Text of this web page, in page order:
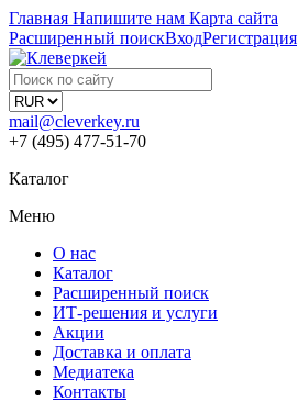
Главная Напишите нам Карта сайта
Расширенный поискВходРегистрация
mail@cleverkey.ru
+7 (495) 477-51-70
Каталог
Меню
О нас
Каталог
Расширенный поиск
ИТ-решения и услуги
Акции
Доставка и оплата
Медиатека
Контакты